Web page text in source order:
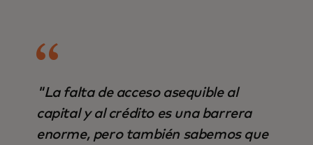
"La falta de acceso asequible al
capital y al crédito es una barrera
enorme, pero también sabemos que